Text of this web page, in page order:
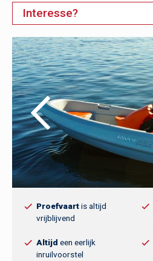
Interesse?
Proefvaartis altijd
vrijblijvend
Altijd een eerlijk
inruilvoorstel